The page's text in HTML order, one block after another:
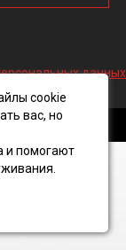
данных
2016 ©
cookie
вас, но
и помогают